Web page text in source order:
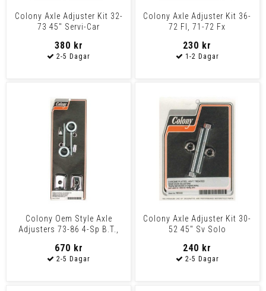
Colony Axle Adjuster Kit 32-
73 45" Servi-Car
380 kr
Colony Axle Adjuster Kit 36-
72 Fl, 71-72 Fx
230 kr
Colony Oem Style Axle
Adjusters 73-86 4-Sp B.T.,
670 kr
Colony Axle Adjuster Kit 30-
52 45" Sv Solo
240 kr